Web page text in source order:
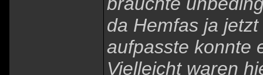
da Hemfas ja
aufpasste konnte
Vielleicht waren